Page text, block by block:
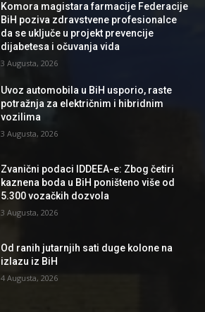
Komora magistara farmacije Federacije
BiH poziva zdravstvene profesionalce
da se uključe u projekt prevencije
dijabetesa i očuvanja vida
3 Augusta, 2026
Uvoz automobila u BiH usporio, raste
potražnja za električnim i hibridnim
vozilima
3 Augusta, 2026
Zvanični podaci IDDEEA-e: Zbog četiri
kaznena boda u BiH poništeno više od
5.300 vozačkih dozvola
3 Augusta, 2026
Od ranih jutarnjih sati duge kolone na
izlazu iz BiH
4 Augusta, 2026